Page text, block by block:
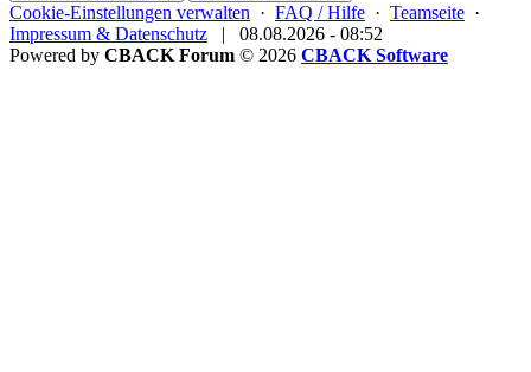
Cookie-Einstellungen verwalten · FAQ / Hilfe · Teamseite ·
Impressum & Datenschutz |
08.08.2026 - 08:52
Powered by CBACK Forum © 2026 CBACK Software